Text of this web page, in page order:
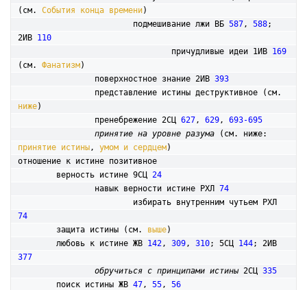
(см. События конца времени)
			подмешивание лжи ВБ
587, 588;
2ИВ 110
				причудливые идеи 1ИВ
169
(см. Фанатизм)
		поверхностное знание 2ИВ
393
ниже)
		пренебрежение 2СЦ
627, 629, 693-695
принятие на уровне разума
принятие истины, умом и сердцем)
отношение к истине позитивное
	верность истине 9СЦ
24
		навык верности истине РХЛ
74
74
	защита истины (см.
выше)
	любовь к истине ЖВ
142, 309, 310; 5СЦ 144
377
обручиться с принципами истины 2СЦ 335
поиск истины ЖВ 47, 55, 56